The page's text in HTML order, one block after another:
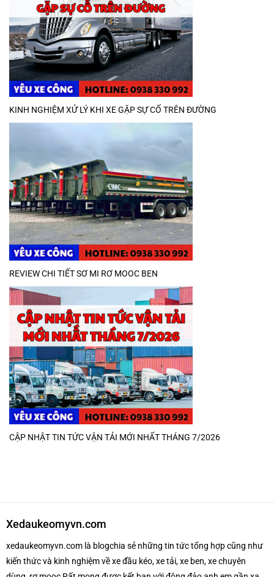
KINH NGHIỆM XỬ LÝ KHI XE GẶP SỰ CỐ TRÊN ĐƯỜNG
REVIEW CHI TIẾT SƠ MI RƠ MOOC BEN
CẬP NHẬT TIN TỨC VẬN TẢI MỚI NHẤT THÁNG 7/2026
Xedaukeomyvn.com
xedaukeomyvn.com là blogchia sẻ những tin tức tổng hợp cũng như
kiến thức và kinh nghiệm về xe đầu kéo, xe tải, xe ben, xe chuyên